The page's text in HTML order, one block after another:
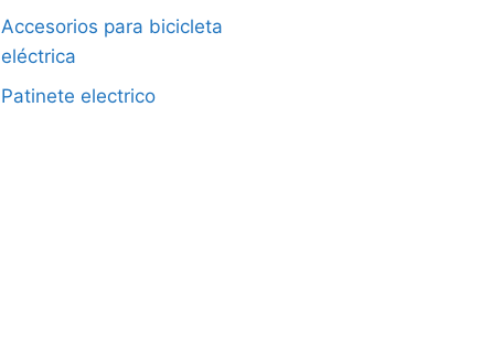
Accesorios para bicicleta
eléctrica
Patinete electrico